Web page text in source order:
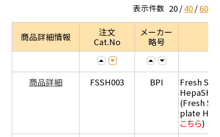
表示件数 20 40 60
商品詳細情報
注文
Cat.No
メーカー
略号
商品詳細 FSSH003 BPI
Fresh
HepaSH®
(Fresh
plate
こちら)